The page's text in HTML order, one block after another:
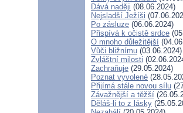
Dává naději (08.06.2024)
Nejsladší Ježíši
Po zásluze (06.06.2024)
Přispívá k očistě srdce
O mnoho důležitější
Vůči bližnímu (03.06.2024)
Zvláštní milosti
Zachraňuje (29.05.2024)
Poznat vyvolené
Přijímá stále novou sílu
Závažnější a těžší
Děláš-li to z lásky